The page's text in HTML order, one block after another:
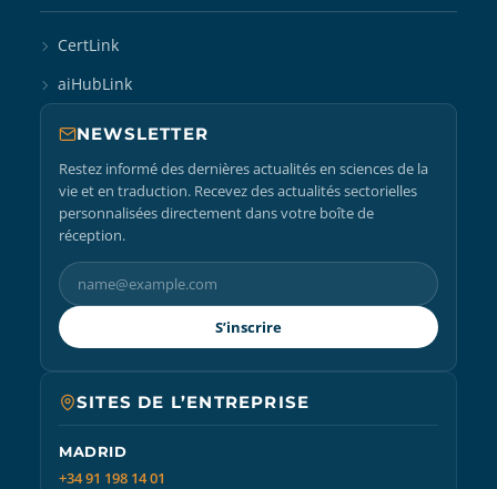
CertLink
aiHubLink
NEWSLETTER
Restez informé des dernières actualités en sciences de la
vie et en traduction. Recevez des actualités sectorielles
personnalisées directement dans votre boîte de
réception.
S’inscrire
SITES DE L’ENTREPRISE
MADRID
+34 91 198 14 01